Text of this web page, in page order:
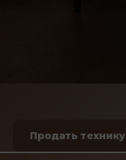
Продать технику